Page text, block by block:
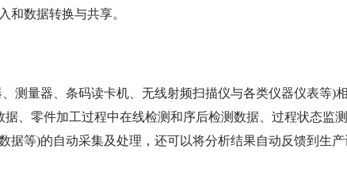
和数据转换与共享。
测量器、条码读卡机、无线射频扫描仪与各类仪器仪表等)
、零件加工过程中在线检测和序后检测数据、过程状态监
据等)的自动采集及处理，还可以将分析结果自动反馈到生产